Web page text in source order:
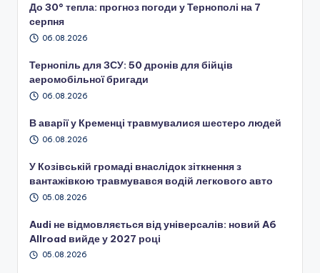
До 30° тепла: прогноз погоди у Тернополі на 7
серпня
06.08.2026
Тернопіль для ЗСУ: 50 дронів для бійців
аеромобільної бригади
06.08.2026
В аварії у Кременці травмувалися шестеро людей
06.08.2026
У Козівській громаді внаслідок зіткнення з
вантажівкою травмувався водій легкового авто
05.08.2026
Audi не відмовляється від універсалів: новий A6
Allroad вийде у 2027 році
05.08.2026